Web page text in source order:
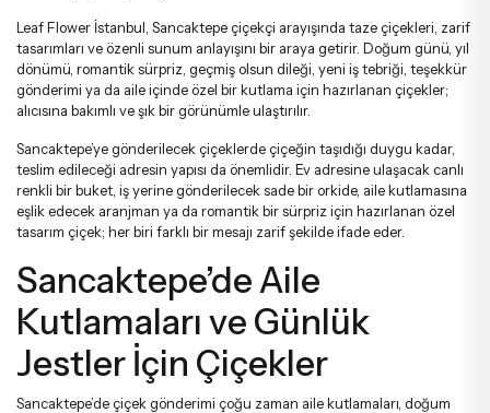
Hoş Geldin Bebek Çiçekleri
Özür Çiçekleri
Peluş Ayıcık Ve Gül Buketi
Gelin Buketleri
Leaf Flower İstanbul, Sancaktepe çiçekçi arayışında taze çiçekleri, zarif
tasarımları ve özenli sunum anlayışını bir araya getirir. Doğum günü, yıl
dönümü, romantik sürpriz, geçmiş olsun dileği, yeni iş tebriği, teşekkür
gönderimi ya da aile içinde özel bir kutlama için hazırlanan çiçekler;
alıcısına bakımlı ve şık bir görünümle ulaştırılır.
Sancaktepe’ye gönderilecek çiçeklerde çiçeğin taşıdığı duygu kadar,
teslim edileceği adresin yapısı da önemlidir. Ev adresine ulaşacak canlı
renkli bir buket, iş yerine gönderilecek sade bir orkide, aile kutlamasına
eşlik edecek aranjman ya da romantik bir sürpriz için hazırlanan özel
tasarım çiçek; her biri farklı bir mesajı zarif şekilde ifade eder.
Sancaktepe’de Aile
Kutlamaları ve Günlük
Jestler İçin Çiçekler
Sancaktepe’de çiçek gönderimi çoğu zaman aile kutlamaları, doğum